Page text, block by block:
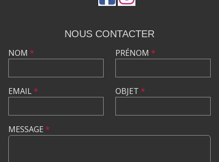
NOUS CONTACTER
NOM *
EMAIL*
PRÉNOM *
OBJET *
MESSAGE *